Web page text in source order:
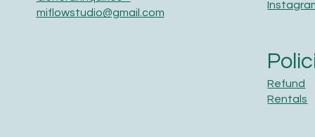
miflowstudio@gmail.com
Refund
Rentals